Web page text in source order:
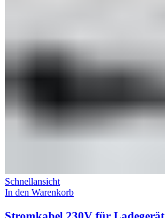
Schnellansicht
In den Warenkorb